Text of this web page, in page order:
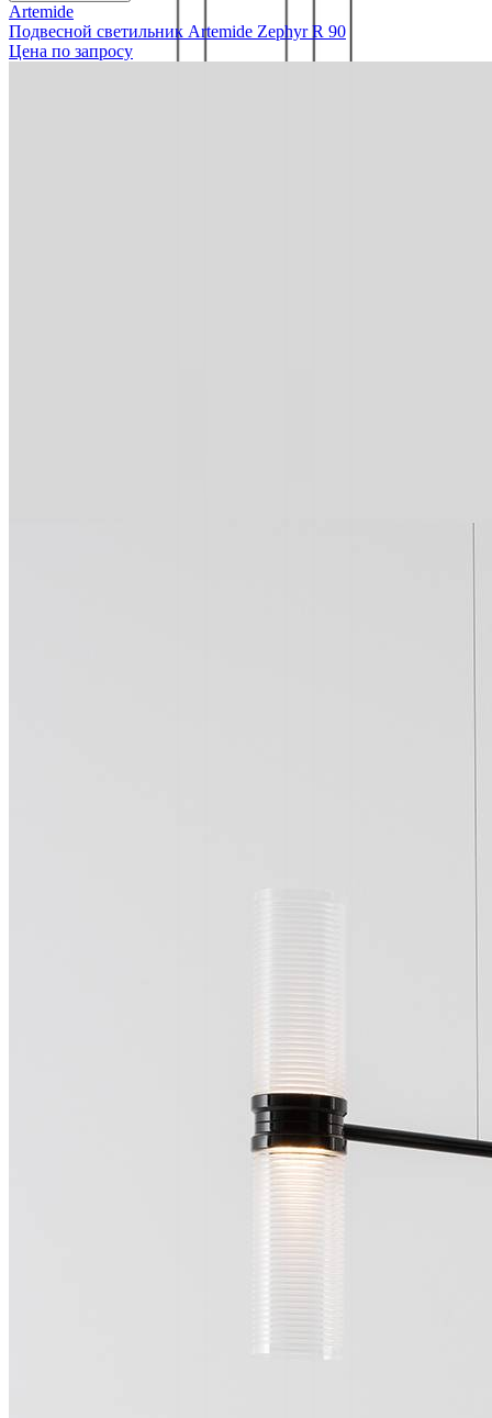
Artemide
Подвесной светильник Artemide Zephyr R 90
Цена по запросу